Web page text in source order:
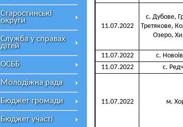
Старостинські
округи
Служба у справах
дітей
ОСББ
Молодіжна рада
Бюджет громади
Бюджет участі
11.07.2022
с. Дубове,
Третякове,
Озеро,
11.07.2022 с.
11.07.2022
с.
11.07.2022 м.